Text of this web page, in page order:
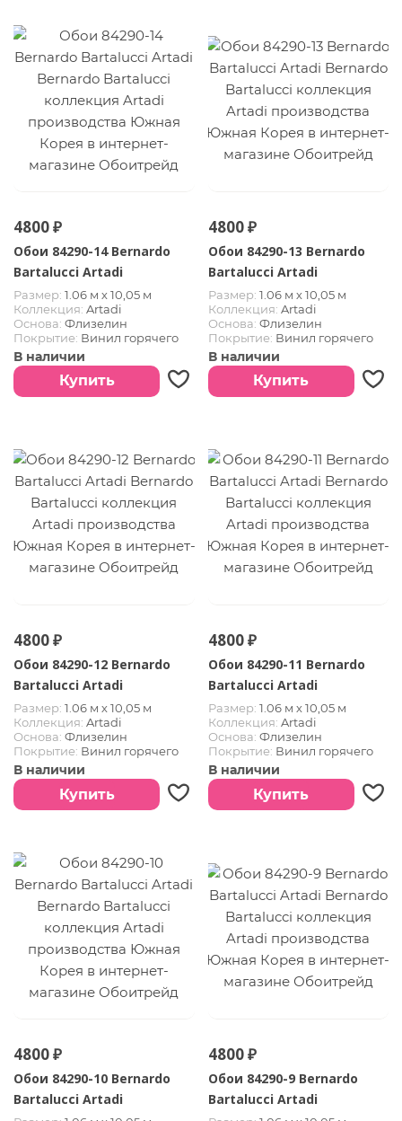
4800 ₽
Обои 84290-14 Bernardo
Bartalucci Artadi
Размер: 1.06 м х 10,05 м
Коллекция: Artadi
Основа: Флизелин
Покрытие: Винил горячего
тиснения
Страна:Южная Корея
В наличии
Купить
4800 ₽
Обои 84290-13 Bernardo
Bartalucci Artadi
Размер: 1.06 м х 10,05 м
Коллекция: Artadi
Основа: Флизелин
Покрытие: Винил горячего
тиснения
Страна:Южная Корея
В наличии
Купить
4800 ₽
Обои 84290-12 Bernardo
Bartalucci Artadi
Размер: 1.06 м х 10,05 м
Коллекция: Artadi
Основа: Флизелин
Покрытие: Винил горячего
тиснения
Страна:Южная Корея
В наличии
Купить
4800 ₽
Обои 84290-11 Bernardo
Bartalucci Artadi
Размер: 1.06 м х 10,05 м
Коллекция: Artadi
Основа: Флизелин
Покрытие: Винил горячего
тиснения
Страна:Южная Корея
В наличии
Купить
4800 ₽
Обои 84290-10 Bernardo
Bartalucci Artadi
4800 ₽
Обои 84290-9 Bernardo
Bartalucci Artadi